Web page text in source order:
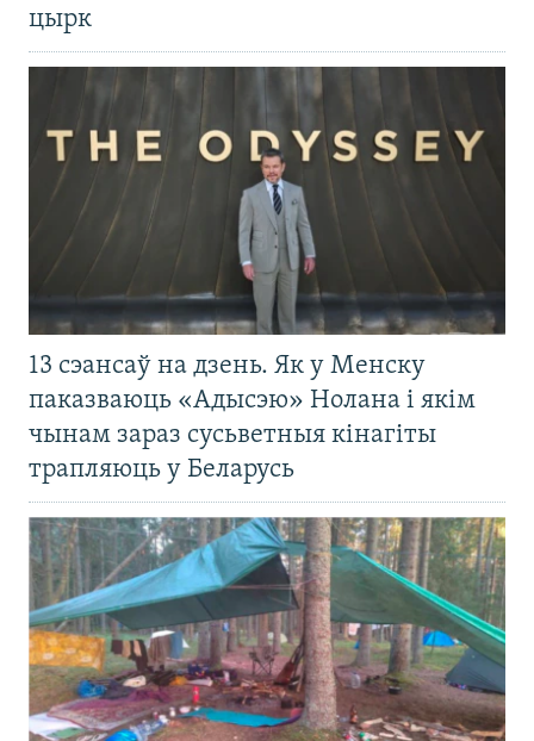
цырк
13 сэансаў на дзень. Як у Менску
паказваюць «Адысэю» Нолана і якім
чынам зараз сусьветныя кінагіты
трапляюць у Беларусь